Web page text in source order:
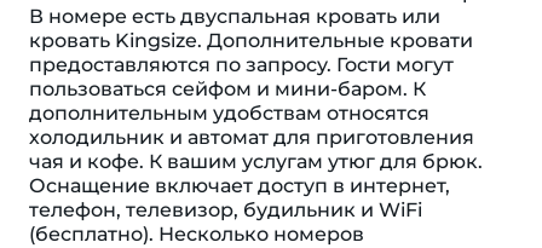
В номере есть двуспальная кровать или
кровать Kingsize. Дополнительные кровати
предоставляются по запросу. Гости могут
пользоваться сейфом и мини-баром. К
дополнительным удобствам относятся
холодильник и автомат для приготовления
чая и кофе. К вашим услугам утюг для брюк.
Оснащение включает доступ в интернет,
телефон, телевизор, будильник и WiFi
(бесплатно). Несколько номеров